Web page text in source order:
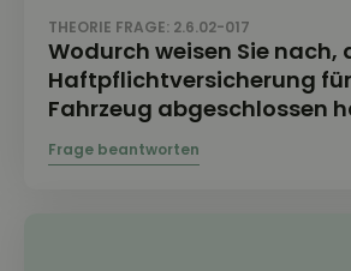
THEORIE FRAGE: 2.6.02-017
Wodurch weisen Sie nach,
Haftpflichtversicherung
Fahrzeug abgeschlossen